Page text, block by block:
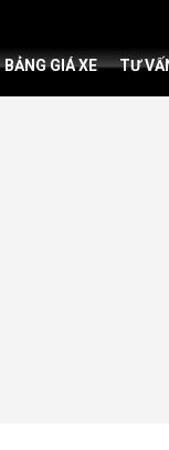
BẢNG GIÁ XE TƯ